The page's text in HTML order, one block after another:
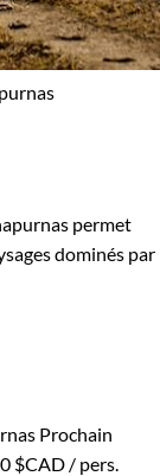
pont suspendu,
de sanctuaires
aux pommes.
permet
dominés par
Prochain
$CAD / pers.